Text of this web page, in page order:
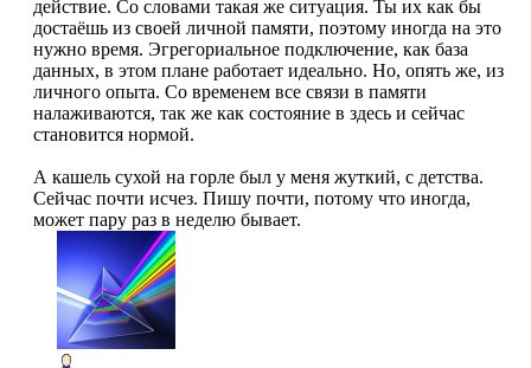
действие. Со словами такая же ситуация. Ты их как бы
достаёшь из своей личной памяти, поэтому иногда на это
нужно время. Эгрегориальное подключение, как база
данных, в этом плане работает идеально. Но, опять же, из
личного опыта. Со временем все связи в памяти
налаживаются, так же как состояние в здесь и сейчас
становится нормой.
А кашель сухой на горле был у меня жуткий, с детства.
Сейчас почти исчез. Пишу почти, потому что иногда,
может пару раз в неделю бывает.